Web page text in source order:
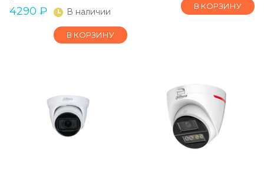
4290 ₽ В наличии
В КОРЗИНУ
В КОРЗИНУ